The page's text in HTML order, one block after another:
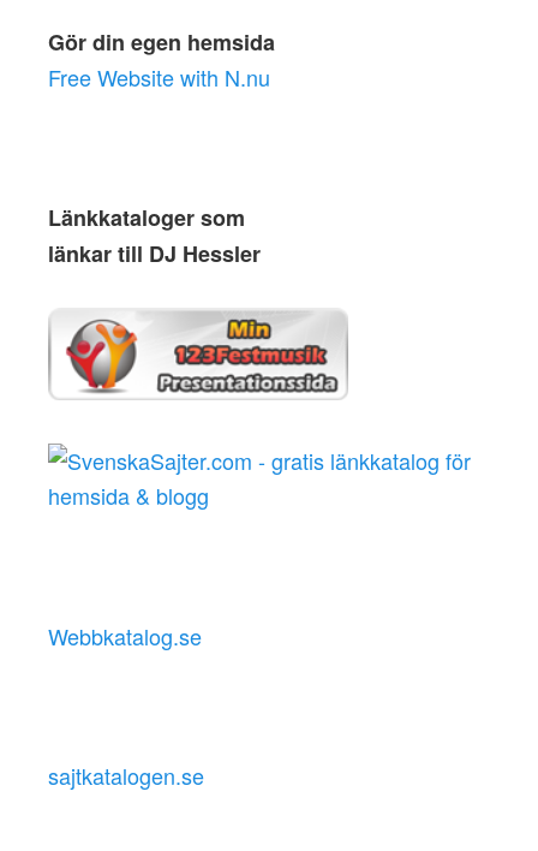
Gör din egen hemsida
Free Website with N.nu
Länkkataloger som
länkar till DJ Hessler
Webbkatalog.se
sajtkatalogen.se